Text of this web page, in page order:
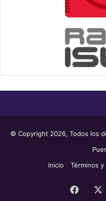
© Copyright 2026, Todos los
Inicio
Términos y